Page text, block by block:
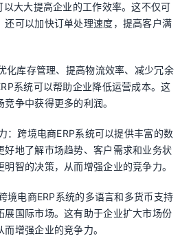
以大大提高企业的工作效率。这不仅可
还可以加快订单处理速度，提高客户满
化库存管理、提高物流效率、减少冗余
系统可以帮助企业降低运营成本。这
争中获得更多的利润。
：跨境电商ERP系统可以提供丰富的数
好地了解市场趋势、客户需求和业务状
智的决策，从而增强企业的竞争力。
境电商ERP系统的多语言和多货币支持
展国际市场。这有助于企业扩大市场份
增强企业的竞争力。